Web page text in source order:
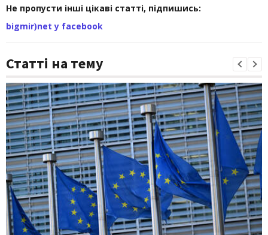
Не пропусти інші цікаві статті, підпишись:
bigmir)net у facebook
Статті на тему